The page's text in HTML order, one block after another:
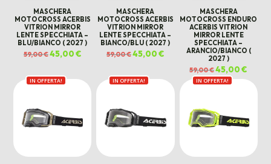
MASCHERA
MOTOCROSS ACERBIS
VITRION MIRROR
LENTE SPECCHIATA –
BLU/BIANCO ( 2027 )
59,00€Il
prezzo
59,00 €.
45,00€Il
prezzo
45,00 €.
MASCHERA
MOTOCROSS ACERBIS
VITRION MIRROR
LENTE SPECCHIATA –
BIANCO/BLU ( 2027 )
59,00€Il
prezzo
59,00 €.
45,00€Il
prezzo
MASCHERA
MOTOCROSS ENDURO
ACERBIS VITRION
MIRROR LENTE
SPECCHIATA –
ARANCIO/BIANCO (
2027 )
59,00€Il
prezzo
originale
era:
45,00€
45,00
IN OFFERTA! IN OFFERTA! IN OFFERTA!